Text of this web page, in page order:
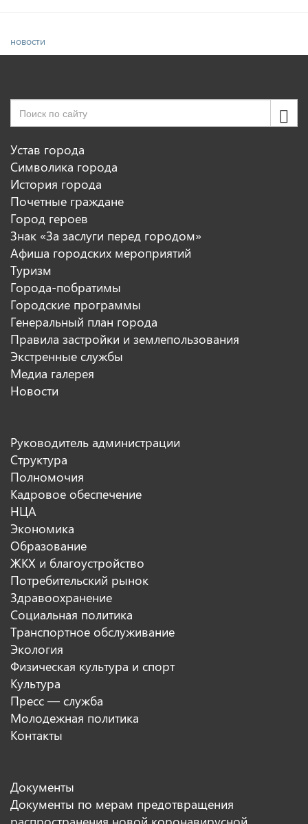
новости
Устав города
Символика города
История города
Почетные граждане
Город героев
Знак «За заслуги перед городом»
Афиша городских мероприятий
Туризм
Города-побратимы
Городские программы
Генеральный план города
Правила застройки и землепользования
Экстренные службы
Медиа галерея
Новости
Руководитель администрации
Структура
Полномочия
Кадровое обеспечение
НЦА
Экономика
Образование
ЖКХ и благоустройство
Потребительский рынок
Здравоохранение
Социальная политика
Транспортное обслуживание
Экология
Физическая культура и спорт
Культура
Пресс — служба
Молодежная политика
Контакты
Документы
Документы по мерам предотвращения